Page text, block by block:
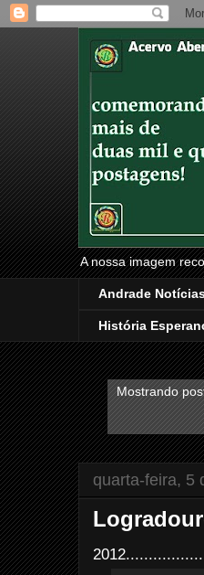
A nossa imagem
Andrade
História
Mostrando
quarta-feira, 5